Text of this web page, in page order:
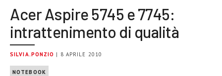
Acer Aspire 5745 e 7745:
intrattenimento di qualità
SILVIA.PONZIO | 8 APRILE 2010
NOTEBOOK